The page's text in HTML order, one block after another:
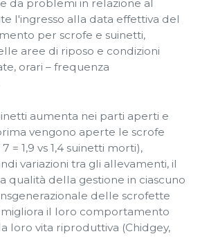
da problemi in relazione al
l'ingresso alla data effettiva del
per scrofe e suinetti,
aree di riposo e condizioni
orari – frequenza
aumenta nei parti aperti e
vengono aperte le scrofe
= 1,9 vs 1,4 suinetti morti),
variazioni tra gli allevamenti, il
qualità della gestione in ciascuno
delle scrofette
migliora il loro comportamento
loro vita riproduttiva (Chidgey,